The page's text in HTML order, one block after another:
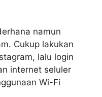
namun
Cukup lakukan
lalu login
internet seluler
Wi-Fi